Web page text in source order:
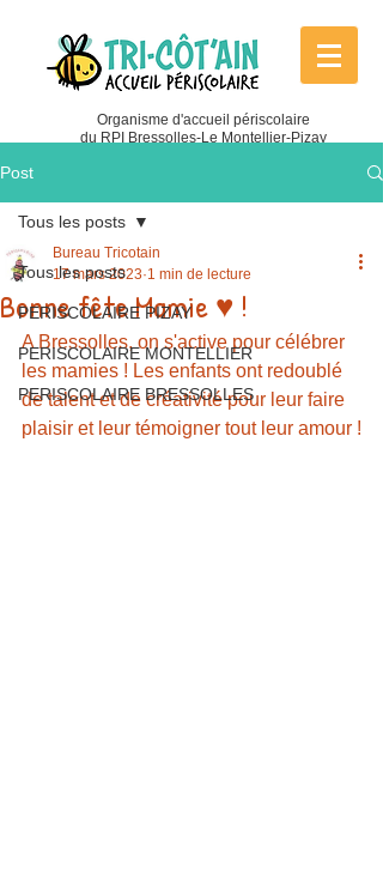
Organisme d'accueil périscolaire
du RPI Bressolles-Le Montellier-Pizay
Post
Tous les posts
PERISCOLAIRE PIZAY
PERISCOLAIRE MONTELLIER
PERISCOLAIRE BRESSOLLES
Tous les posts
Bonne fête Mamie ♥ !
Bureau Tricotain
17 mars 2023 1 min de lecture
A Bressolles, on s'active pour célébrer
les mamies ! Les enfants ont redoublé
de talent et de créativité pour leur faire
plaisir et leur témoigner tout leur amour !